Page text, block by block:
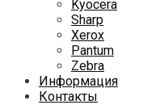
Kyocera
Sharp
Xerox
Pantum
Zebra
Информация
Контакты